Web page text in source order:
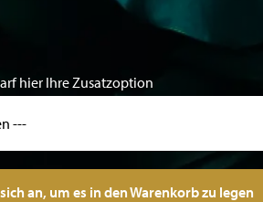
hier Ihre Zusatzoption
---
an, um es in den Warenkorb zu legen